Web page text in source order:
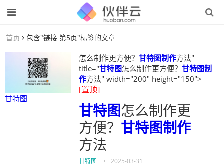
首页 包含"链接 第5页"标签的文章
甘特图
怎么制作更方便？ 甘特图制作方法"
title="甘特图怎么制作更方便？ 甘特图制
作方法" width="200" height="150">
[置顶]
甘特图怎么制作更
方便？ 甘特图制作
方法
甘特图 • 2025-03-31